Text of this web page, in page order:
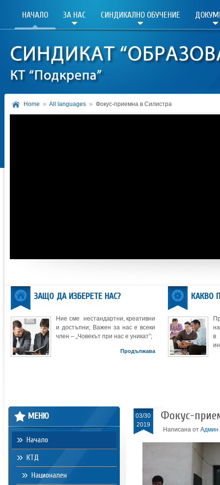
НАЧАЛО ЗА НАС СИНДИКАЛНО ОБУЧЕНИЕ
Home All languages Фокус-приемна в Силистра
ЗАЩО ДА ИЗБЕРЕТЕ НАС?
Ние сме нестандартни, креативни
и достъпни; Важен за нас е всеки
член – „Човекът при нас е уникат”;
Продължава
КАКВО
в
03/30
2019
Фокус-
Написана от Админ
МЕНЮ
Начало
КТД
Национален